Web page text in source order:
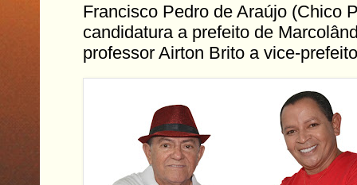
Francisco Pedro de Araújo (Chico
candidatura a prefeito de
professor Airton Brito a vice-prefeito